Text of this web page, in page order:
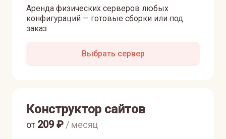
Аренда физических серверов любых
конфигураций — готовые сборки или под
заказ
Выбрать сервер
Конструктор сайтов
от 209₽ / месяц